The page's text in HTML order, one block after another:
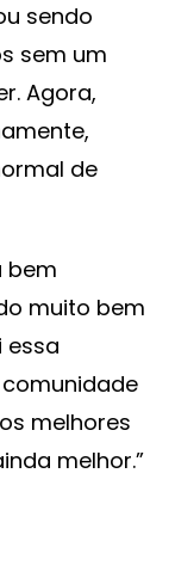
sendo
sem um
Agora,
de
bem
muito bem
essa
melhores
melhor.”